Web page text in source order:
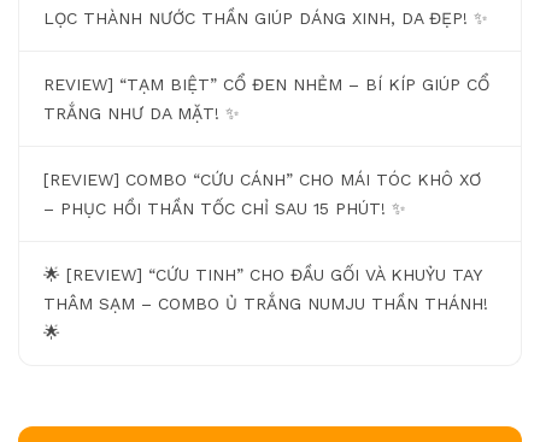
LỌC THÀNH NƯỚC THẦN GIÚP DÁNG XINH, DA ĐẸP! ✨
REVIEW] “TẠM BIỆT” CỔ ĐEN NHẺM – BÍ KÍP GIÚP CỔ
TRẮNG NHƯ DA MẶT! ✨
[REVIEW] COMBO “CỨU CÁNH” CHO MÁI TÓC KHÔ XƠ
– PHỤC HỒI THẦN TỐC CHỈ SAU 15 PHÚT! ✨
🌟 [REVIEW] “CỨU TINH” CHO ĐẦU GỐI VÀ KHUỶU TAY
THÂM SẠM – COMBO Ủ TRẮNG NUMJU THẦN THÁNH!
🌟